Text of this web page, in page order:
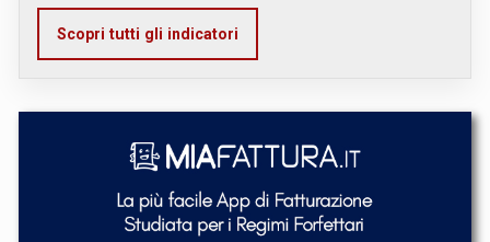
Scopri tutti gli indicatori